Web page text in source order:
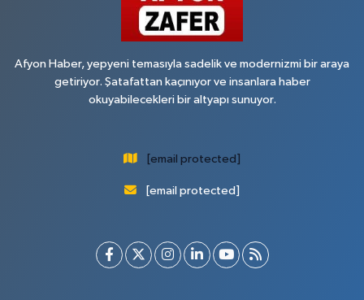
Afyon Haber, yepyeni temasıyla sadelik ve modernizmi bir araya
getiriyor. Şatafattan kaçınıyor ve insanlara haber
okuyabilecekleri bir altyapı sunuyor.
[email protected]
[email protected]